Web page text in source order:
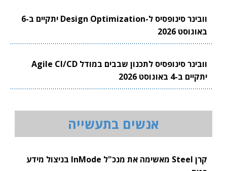
וובינר סינופסיס ל-Design Optimization יתקיים ב-6
באוגוסט 2026
וובינר סינופסיס לתכנון שבבים במודל Agile CI/CD
יתקיים ב-4 באוגוסט 2026
אנשים בתעשייה
קרן Steel מאשימה את מנכ"ל InMode בניצול מידע